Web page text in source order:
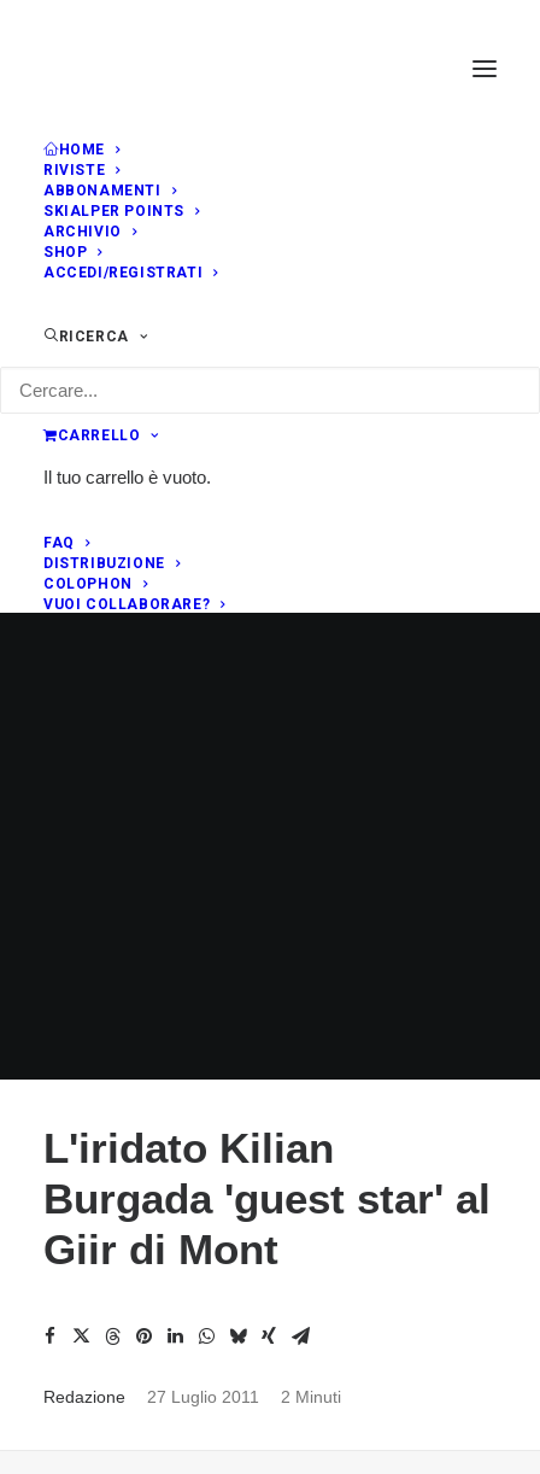
HOME
RIVISTE
ABBONAMENTI
SKIALPER POINTS
ARCHIVIO
SHOP
ACCEDI/REGISTRATI
RICERCA
CARRELLO
Il tuo carrello è vuoto.
FAQ
DISTRIBUZIONE
COLOPHON
VUOI COLLABORARE?
L'iridato Kilian
Burgada 'guest star' al
Giir di Mont
Redazione 27 Luglio 2011 2 Minuti